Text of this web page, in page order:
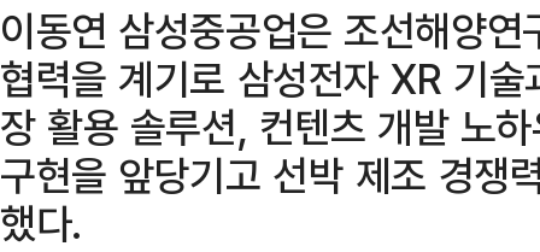
이동연 삼성중공업은 조선해양
협력을 계기로 삼성전자 XR 기
장 활용 솔루션, 컨텐츠 개발 노
구현을 앞당기고 선박 제조 경쟁
했다.